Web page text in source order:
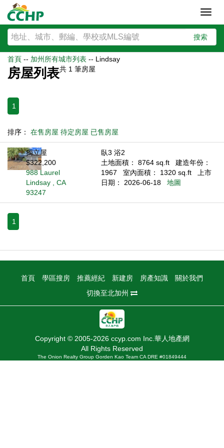
搜索
首頁 -- 加州所有城市列表 -- Lindsay
房屋列表共 1 筆房屋
1
排序： 在售房屋 待定房屋 已售房屋
獨立屋
$322,200
988 Laurel
Lindsay , CA
93247
臥3 浴2
土地面積： 8764 sq.ft
建造年份：
1967
室內面積： 1320 sq.ft
上市
日期： 2026-06-18
地圖
1
首頁 學區搜房 推薦經紀 新建房 房產知識
關於我們
切換至北加州
Copyright © 2005-2026 ccyp.com Inc.華人地產網
All Rights Reserved
The Onion Realty Group Gorden Kao Team CA DRE #01849444